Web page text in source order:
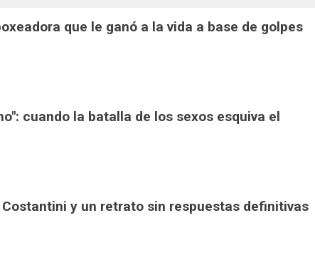
que le ganó a la vida a base de golpes
cuando la batalla de los sexos esquiva el
y un retrato sin respuestas definitivas